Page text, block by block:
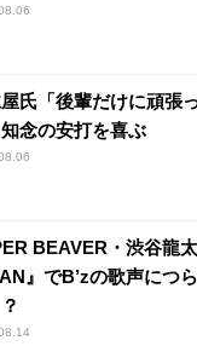
氏「後輩だけに頑張
知念の安打を喜ぶ
BEAVER・渋谷龍
』でB’zの歌声につ